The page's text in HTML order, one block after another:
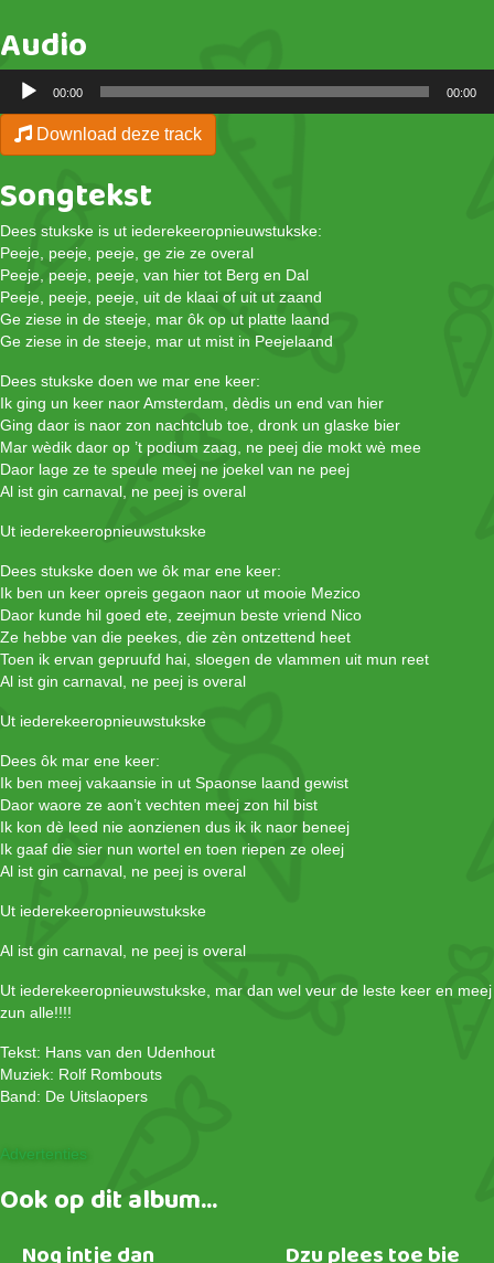
Audio
Audiospeler
00:00 00:00
Download deze track
Songtekst
Dees stukske is ut iederekeeropnieuwstukske:
Peeje, peeje, peeje, ge zie ze overal
Peeje, peeje, peeje, van hier tot Berg en Dal
Peeje, peeje, peeje, uit de klaai of uit ut zaand
Ge ziese in de steeje, mar ôk op ut platte laand
Ge ziese in de steeje, mar ut mist in Peejelaand
Dees stukske doen we mar ene keer:
Ik ging un keer naor Amsterdam, dèdis un end van hier
Ging daor is naor zon nachtclub toe, dronk un glaske bier
Mar wèdik daor op ’t podium zaag, ne peej die mokt wè mee
Daor lage ze te speule meej ne joekel van ne peej
Al ist gin carnaval, ne peej is overal
Ut iederekeeropnieuwstukske
Dees stukske doen we ôk mar ene keer:
Ik ben un keer opreis gegaon naor ut mooie Mezico
Daor kunde hil goed ete, zeejmun beste vriend Nico
Ze hebbe van die peekes, die zèn ontzettend heet
Toen ik ervan gepruufd hai, sloegen de vlammen uit mun reet
Al ist gin carnaval, ne peej is overal
Ut iederekeeropnieuwstukske
Dees ôk mar ene keer:
Ik ben meej vakaansie in ut Spaonse laand gewist
Daor waore ze aon’t vechten meej zon hil bist
Ik kon dè leed nie aonzienen dus ik ik naor beneej
Ik gaaf die sier nun wortel en toen riepen ze oleej
Al ist gin carnaval, ne peej is overal
Ut iederekeeropnieuwstukske
Al ist gin carnaval, ne peej is overal
Ut iederekeeropnieuwstukske, mar dan wel veur de leste keer en meej
zun alle!!!!
Tekst: Hans van den Udenhout
Muziek: Rolf Rombouts
Band: De Uitslaopers
Advertenties
Ook op dit album...
Nog intje dan Dzu plees toe bie